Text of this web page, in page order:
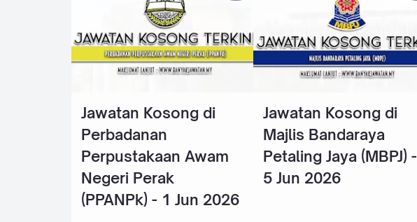
Jawatan Kosong di
Perbadanan
Perpustakaan Awam
Negeri Perak
(PPANPk) - 1 Jun 2026
Jawatan Kosong di
Majlis Bandaraya
Petaling Jaya (MBPJ) -
5 Jun 2026